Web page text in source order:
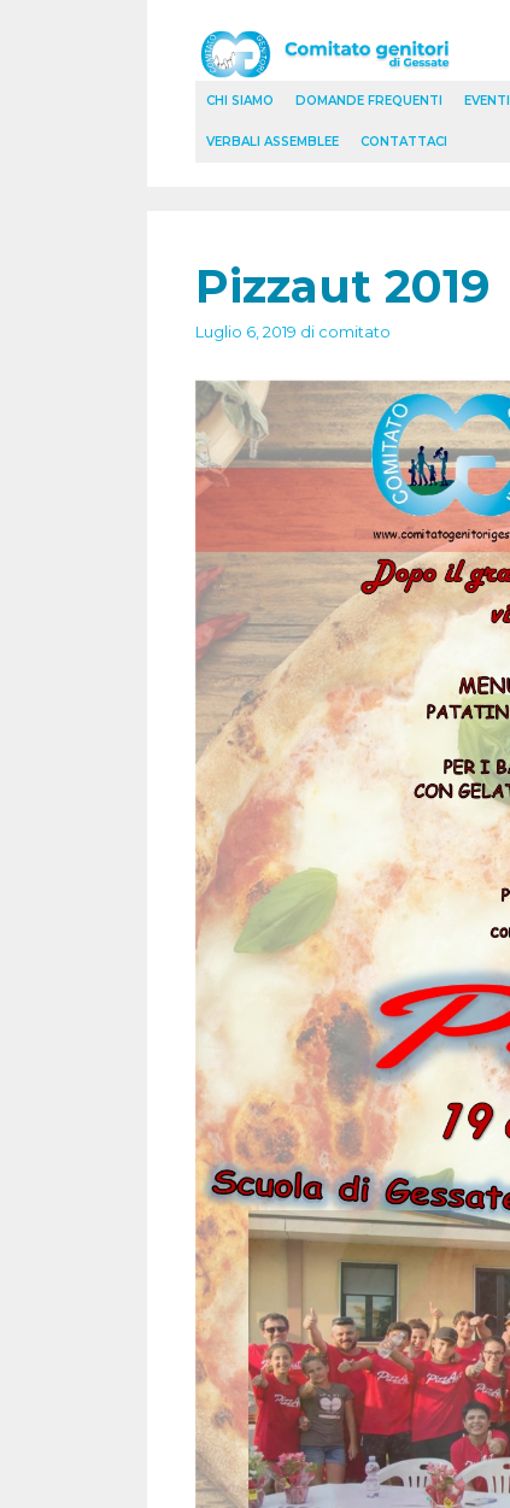
CHI SIAMO DOMANDE FREQUENTI EVENTI
VERBALI ASSEMBLEE CONTATTACI
Pizzaut 2019
Luglio 6, 2019 di comitato